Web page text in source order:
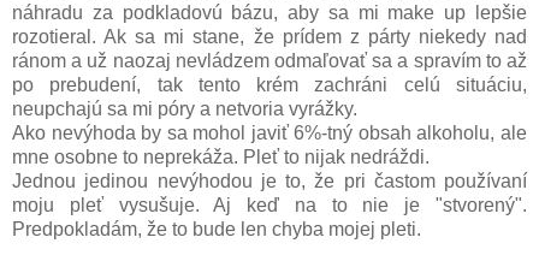
náhradu za podkladovú bázu, aby sa mi make up lepšie
rozotieral. Ak sa mi stane, že prídem z párty niekedy nad
ránom a už naozaj nevládzem odmaľovať sa a spravím to až
po prebudení, tak tento krém zachráni celú situáciu,
neupchajú sa mi póry a netvoria vyrážky.
Ako nevýhoda by sa mohol javiť 6%-tný obsah alkoholu, ale
mne osobne to neprekáža. Pleť to nijak nedráždi.
Jednou jedinou nevýhodou je to, že pri častom používaní
moju pleť vysušuje. Aj keď na to nie je "stvorený".
Predpokladám, že to bude len chyba mojej pleti.